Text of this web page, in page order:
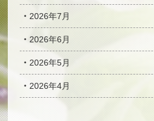
2026年7月
2026年6月
2026年5月
2026年4月